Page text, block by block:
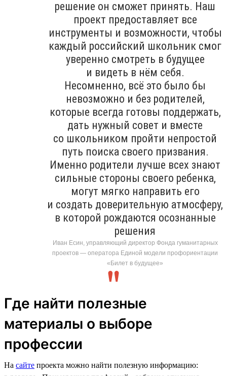
решение он сможет принять. Наш
проект предоставляет все
инструменты и возможности, чтобы
каждый российский школьник смог
уверенно смотреть в будущее
и видеть в нём себя.
Несомненно, всё это было бы
невозможно и без родителей,
которые всегда готовы поддержать,
дать нужный совет и вместе
со школьником пройти непростой
путь поиска своего призвания.
Именно родители лучше всех знают
сильные стороны своего ребенка,
могут мягко направить его
и создать доверительную атмосферу,
в которой рождаются осознанные
решения
Иван Есин, управляющий директор Фонда гуманитарных
проектов — оператора Единой модели профориентации
«Билет в будущее»
Где найти полезные
материалы о выборе
профессии
На сайте проекта можно найти полезную информацию: